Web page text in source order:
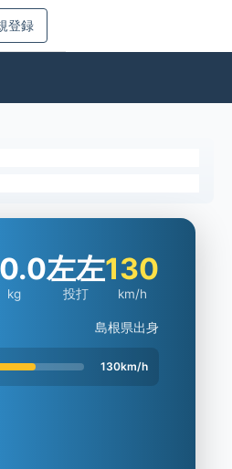
登録
kg
左左
投打
130
km/h
島根県出身
130km/h